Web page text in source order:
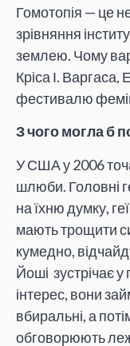
Гомотопія — це
зрівняння
землею. Чому
Кріса І. Варгаса,
фестивалю
З чого могла б
У США у 2006
шлюби. Головні
на їхню думку,
мають трощити
кумедно,
Йоші зустрічає
інтерес, вони
вбиральні, а
обговорюють